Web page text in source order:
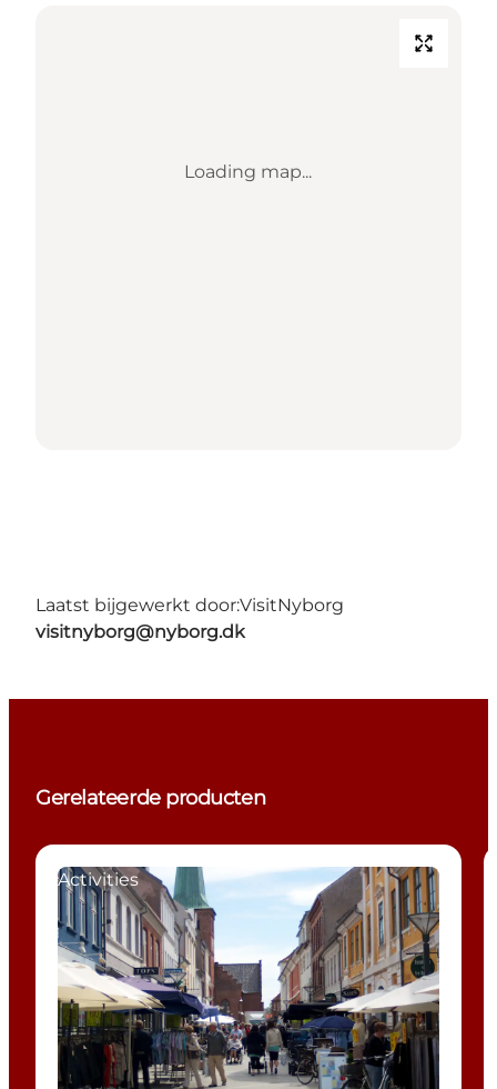
Loading map...
Laatst bijgewerkt door:VisitNyborg
visitnyborg@nyborg.dk
Gerelateerde producten
Activities